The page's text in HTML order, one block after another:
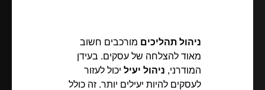
ניהול תהליכים מורכבים חשוב
מאוד להצלחה של עסקים. בעידן
המודרני, ניהול יעיל יכול לעזור
לעסקים להיות יעילים יותר. זה כולל